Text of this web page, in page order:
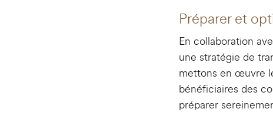
Préparer et
En collaboration
une stratégie de
mettons en œuvre
bénéficiaires des
préparer